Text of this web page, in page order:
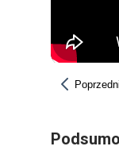
Poprzedni